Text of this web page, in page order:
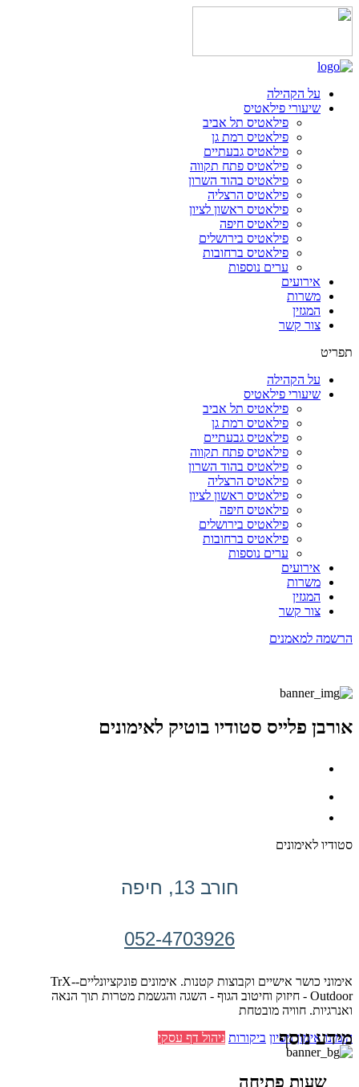
על הקהילה
שיעורי פילאטיס
פילאטיס תל אביב
פילאטיס רמת גן
פילאטיס גבעתיים
פילאטיס פתח תקווה
פילאטיס בהוד השרון
פילאטיס הרצליה
פילאטיס ראשון לציון
פילאטיס חיפה
פילאטיס בירושלים
פילאטיס ברחובות
ערים נוספות
אירועים
משרות
המגזין
צור קשר
תפריט
על הקהילה
שיעורי פילאטיס
פילאטיס תל אביב
פילאטיס רמת גן
פילאטיס גבעתיים
פילאטיס פתח תקווה
פילאטיס בהוד השרון
פילאטיס הרצליה
פילאטיס ראשון לציון
פילאטיס חיפה
פילאטיס בירושלים
פילאטיס ברחובות
ערים נוספות
אירועים
משרות
המגזין
צור קשר
הרשמה למאמנים
אורבן פלייס סטודיו בוטיק לאימונים
סטודיו לאימונים
חורב 13, חיפה
052-4703926
אימוני כושר אישיים וקבוצות קטנות. אימונים פונקציונליים-TrX-
Outdoor - חיזוק וחיטוב הגוף - השגה והגשמת מטרות תוך הנאה
ואנרגיות. חוויה מובטחת
הזמינו אימון ניסיון ביקורות ניהול דף עסקי מידע נוסף
שעות פתיחה